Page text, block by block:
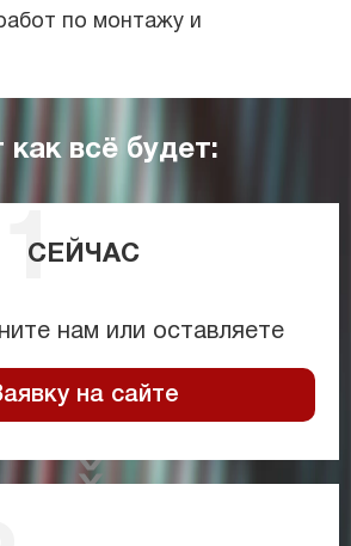
по монтажу и
как всё будет:
СЕЙЧАС
нам или оставляете
на сайте